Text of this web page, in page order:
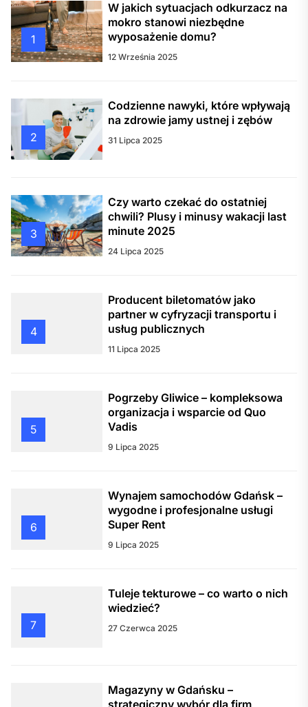
1
W jakich sytuacjach odkurzacz na
mokro stanowi niezbędne
wyposażenie domu?
12 Września 2025
2
Codzienne nawyki, które wpływają
na zdrowie jamy ustnej i zębów
31 Lipca 2025
3
Czy warto czekać do ostatniej
chwili? Plusy i minusy wakacji last
minute 2025
24 Lipca 2025
4
Producent biletomatów jako
partner w cyfryzacji transportu i
usług publicznych
11 Lipca 2025
5
Pogrzeby Gliwice – kompleksowa
organizacja i wsparcie od Quo
Vadis
9 Lipca 2025
6
Wynajem samochodów Gdańsk –
wygodne i profesjonalne usługi
Super Rent
9 Lipca 2025
7
Tuleje tekturowe – co warto o nich
wiedzieć?
27 Czerwca 2025
Magazyny w Gdańsku –